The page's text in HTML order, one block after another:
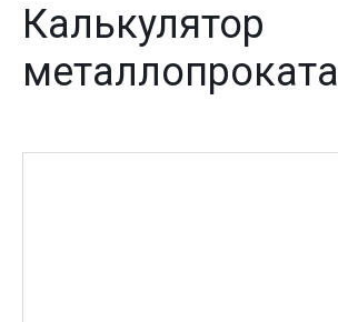
Калькулятор
металлопроката